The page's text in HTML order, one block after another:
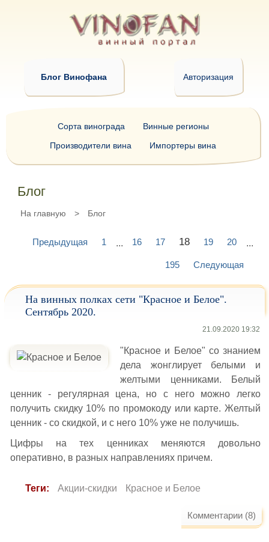
Блог Винофана Авторизация
Блог
На главную > Блог
Предыдущая 1 ... 16 17 18 19 20 ...
195 Следующая
На винных полках сети "Красное и Белое".
Сентябрь 2020.
21.09.2020 19:32
"Красное и Белое" со знанием
дела жонглирует белыми и
желтыми ценниками. Белый
ценник - регулярная цена, но с него можно легко
получить скидку 10% по промокоду или карте. Желтый
ценник - со скидкой, и с него 10% уже не получишь.
Цифры на тех ценниках меняются довольно
оперативно, в разных направлениях причем.
Теги: Акции-скидки Красное и Белое
Комментарии (8)
Сорта винограда
Винные регионы
Производители вина
Импортеры вина